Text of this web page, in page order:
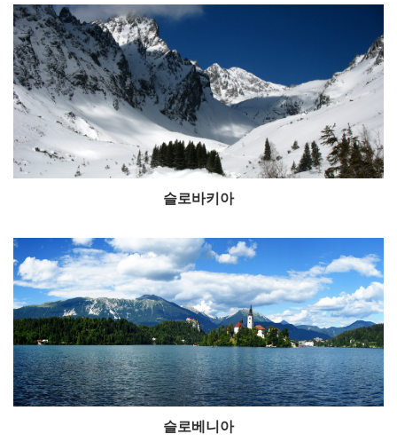
슬로바키아
슬로베니아